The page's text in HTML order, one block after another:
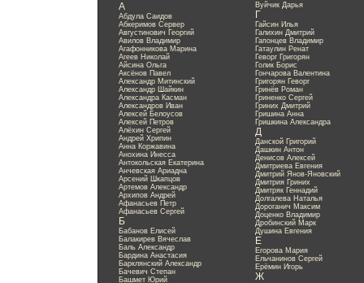
А
Абдула Саидов
Абкеримов Сервер
Августинович Георгий
Авилов Владимир
Агафонникова Марина
Агеев Николай
Айсина Ольга
Аксёнов Павел
Александр Митинский
Александр Шайкин
Александра Касман
Александров Иван
Алексей Белоусов
Алексей Петров
Алёхин Сергей
Андрей Хрипин
Анна Коржавина
Анохина Инесса
Антокольская Екатерина
Анчевская Ариадна
Арсений Шкапцов
Артемов Александр
Архипов Андрей
Афанасьев Петр
Афанасьев Сергей
Б
Бабанов Елисей
Балакирев Вячеслав
Баль Александр
Бардина Анастасия
Барклянский Александр
Бачевич Степан
Башмет Юрий
Вуйчик Дарья
Г
Гайсин Илья
Галихин Дмитрий
Гапонцев Владимир
Гатаулин Ренат
Геворг Григорян
Голик Борис
Гончарова Валентина
Григорян Геворг
Гринёв Роман
Гриненко Сергей
Гриних Дмитрий
Гришина Анна
Гришкина Александра
Д
Данской Григорий
Дашкин Антон
Денисов Алексей
Дмитриева Евгения
Дмитрий Янов-Яновский
Дмитрия Гриних
Дмитряк Геннадий
Долгалева Наталья
Дороганич Максим
Доценко Владимир
Дробинский Марк
Душина Евгения
Е
Егорова Мария
Ельчанинов Сергей
Ерёмин Игорь
Ж